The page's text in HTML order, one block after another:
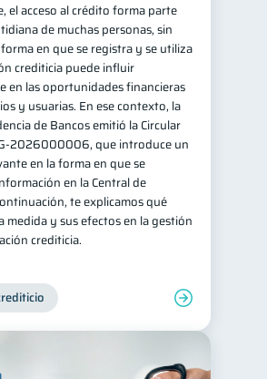
el acceso al crédito forma parte
de muchas personas, sin
en que se registra y se utiliza
crediticia puede influir
en las oportunidades financieras
y usuarias. En ese contexto, la
de Bancos emitió la Circular
2026000006, que introduce un
en la forma en que se
en la Central de
te explicamos qué
medida y sus efectos en la gestión
crediticia.